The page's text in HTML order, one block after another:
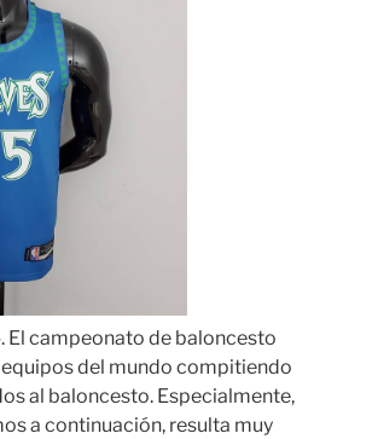
El campeonato de baloncesto
del mundo compitiendo
al baloncesto. Especialmente,
a continuación, resulta muy